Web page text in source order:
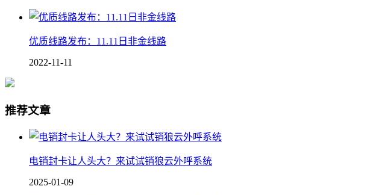
优质线路发布：11.11日非金线路
2022-11-11
推荐文章
电销封卡让人头大？来试试销狼云外呼系统
2025-01-09